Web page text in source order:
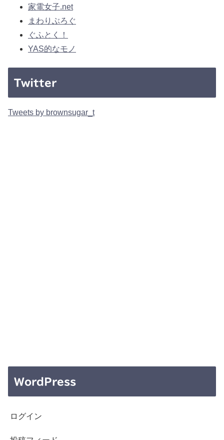
家電女子.net
まわりぶろぐ
ぐふとく！
YAS的なモノ
Twitter
Tweets by brownsugar_t
WordPress
ログイン